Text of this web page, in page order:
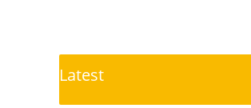
Latest